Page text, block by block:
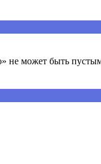
не может быть